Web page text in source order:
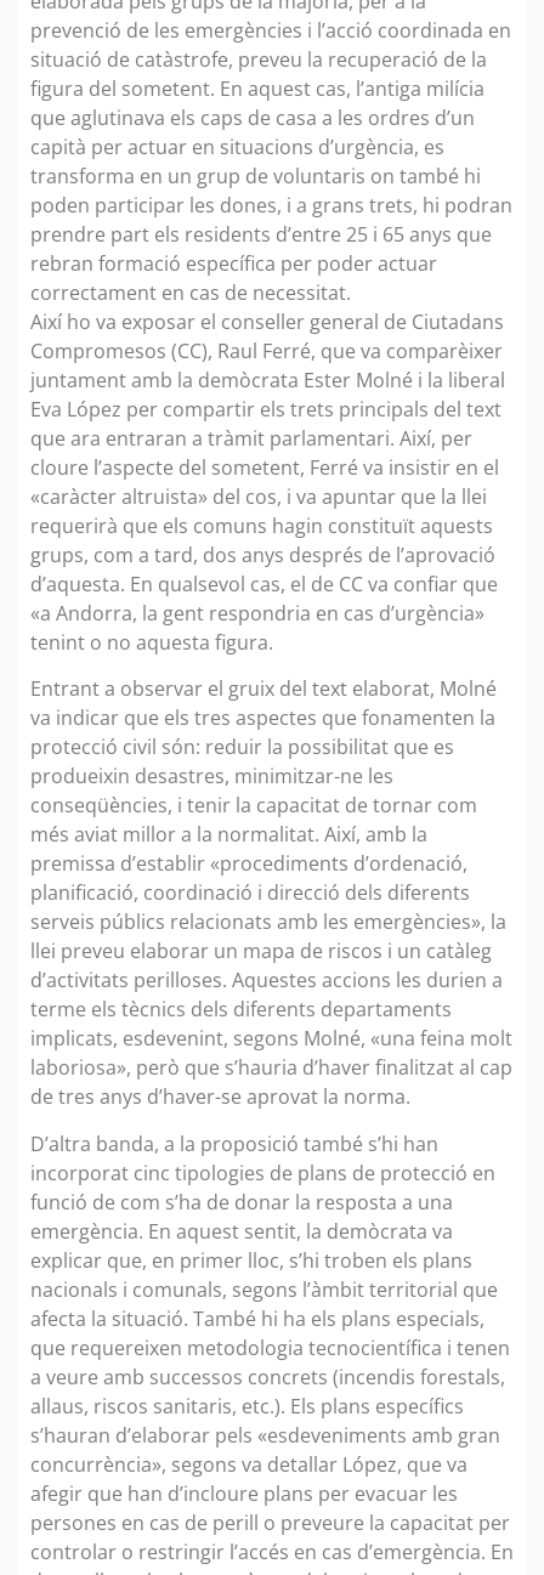
prevenció de les emergències i l’acció coordinada en
situació de catàstrofe, preveu la recuperació de la
figura del sometent. En aquest cas, l’antiga milícia
que aglutinava els caps de casa a les ordres d’un
capità per actuar en situacions d’urgència, es
transforma en un grup de voluntaris on també hi
poden participar les dones, i a grans trets, hi podran
prendre part els residents d’entre 25 i 65 anys que
rebran formació específica per poder actuar
correctament en cas de necessitat.
Així ho va exposar el conseller general de Ciutadans
Compromesos (CC), Raul Ferré, que va comparèixer
juntament amb la demòcrata Ester Molné i la liberal
Eva López per compartir els trets principals del text
que ara entraran a tràmit parlamentari. Així, per
cloure l’aspecte del sometent, Ferré va insistir en el
«caràcter altruista» del cos, i va apuntar que la llei
requerirà que els comuns hagin constituït aquests
grups, com a tard, dos anys després de l’aprovació
d’aquesta. En qualsevol cas, el de CC va confiar que
«a Andorra, la gent respondria en cas d’urgència»
tenint o no aquesta figura.
Entrant a observar el gruix del text elaborat, Molné
va indicar que els tres aspectes que fonamenten la
protecció civil són: reduir la possibilitat que es
produeixin desastres, minimitzar-ne les
conseqüències, i tenir la capacitat de tornar com
més aviat millor a la normalitat. Així, amb la
premissa d’establir «procediments d’ordenació,
planificació, coordinació i direcció dels diferents
serveis públics relacionats amb les emergències», la
llei preveu elaborar un mapa de riscos i un catàleg
d’activitats perilloses. Aquestes accions les durien a
terme els tècnics dels diferents departaments
implicats, esdevenint, segons Molné, «una feina molt
laboriosa», però que s’hauria d’haver finalitzat al cap
de tres anys d’haver-se aprovat la norma.
D’altra banda, a la proposició també s’hi han
incorporat cinc tipologies de plans de protecció en
funció de com s’ha de donar la resposta a una
emergència. En aquest sentit, la demòcrata va
explicar que, en primer lloc, s’hi troben els plans
nacionals i comunals, segons l’àmbit territorial que
afecta la situació. També hi ha els plans especials,
que requereixen metodologia tecnocientífica i tenen
a veure amb successos concrets (incendis forestals,
allaus, riscos sanitaris, etc.). Els plans específics
s’hauran d’elaborar pels «esdeveniments amb gran
concurrència», segons va detallar López, que va
afegir que han d’incloure plans per evacuar les
persones en cas de perill o preveure la capacitat per
controlar o restringir l’accés en cas d’emergència. En